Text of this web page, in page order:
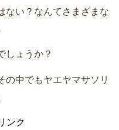
ない？なんてさまざまな
しょうか？
の中でもヤエヤマサソリ
ンク